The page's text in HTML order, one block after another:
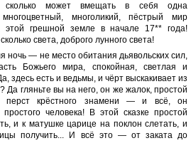
сколько может вмещать в себя одна
многоликий, пёстрый мир
этой грешной земле в начале 17** года!
света, доброго лунного света!
ночь — не место обитания дьявольских сил,
Божьего мира, спокойная, светлая и
здесь есть и ведьмы, и чёрт выскакивает из
гляньте вы на него, он же жалок, простой
перст крёстного знамени — и всё, он
человека! В этой сказке простой
и к матушке царице на поклон слетать, и
получить... И всё это — от заката до